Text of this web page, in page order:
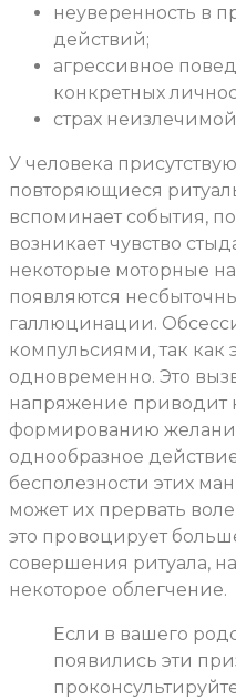
неуверенность в
действий;
агрессивное
конкретных
страх
У человека
повторяющиеся
вспоминает события,
возникает чувство
некоторые моторные
появляются
галлюцинации.
компульсиями, так как
одновременно. Это
напряжение приводит
формированию
однообразное
бесполезности этих
может их прервать
это провоцирует
совершения ритуала,
некоторое облегчение.
Если в вашего
появились эти